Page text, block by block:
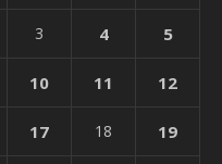
3 4 5
10 11 12
17 18 19